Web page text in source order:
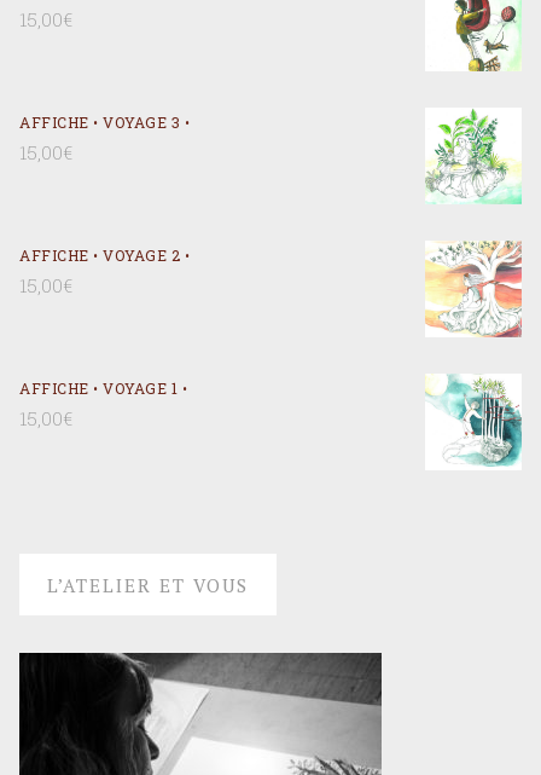
15,00€
AFFICHE • VOYAGE 3 •
15,00€
AFFICHE • VOYAGE 2 •
15,00€
AFFICHE • VOYAGE 1 •
15,00€
L’ATELIER ET VOUS